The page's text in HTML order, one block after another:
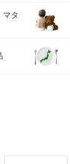
マタ